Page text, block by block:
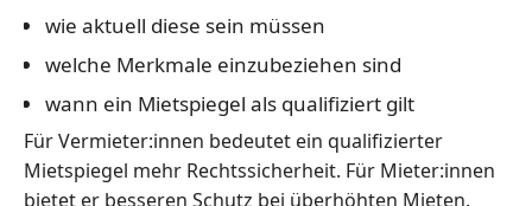
wie aktuell diese sein müssen
welche Merkmale einzubeziehen sind
wann ein Mietspiegel als qualifiziert gilt
Für Vermieter:innen bedeutet ein qualifizierter
Mietspiegel mehr Rechtssicherheit. Für Mieter:innen
bietet er besseren Schutz bei überhöhten Mieten.